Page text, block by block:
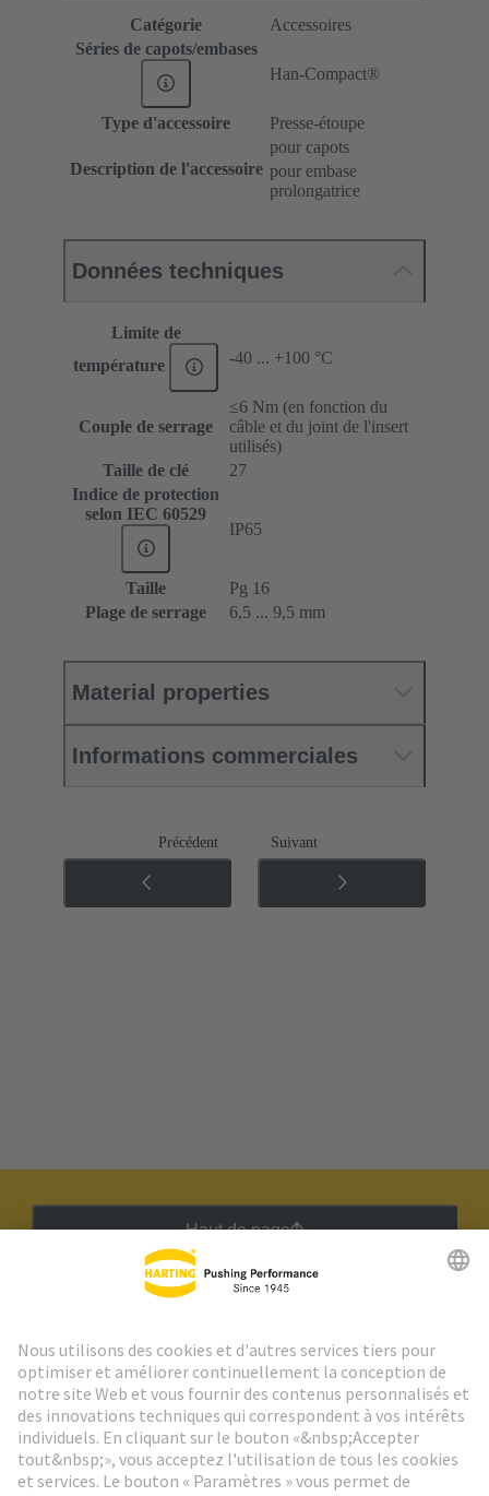
Catégorie
Accessoires
Séries de capots/embases
Han-Compact®
Type d'accessoire Presse-étoupe
Description de l'accessoire
pour capots
pour embase
prolongatrice
Données techniques
Limite de
température
-40 ... +100 °C
Couple de serrage
≤6 Nm (en fonction du
câble et du joint de l'insert
utilisés)
Taille de clé
27
Indice de protection
selon IEC 60529
IP65
Taille
Pg 16
Plage de serrage
6,5 ... 9,5 mm
Material properties
Informations commerciales
Précédent Suivant
Haut de page
Aller à l'inscription